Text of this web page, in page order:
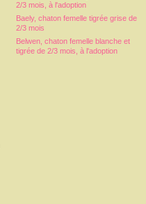
2/3 mois, à l'adoption
Baely, chaton femelle tigrée grise de
2/3 mois
Belwen, chaton femelle blanche et
tigrée de 2/3 mois, à l'adoption